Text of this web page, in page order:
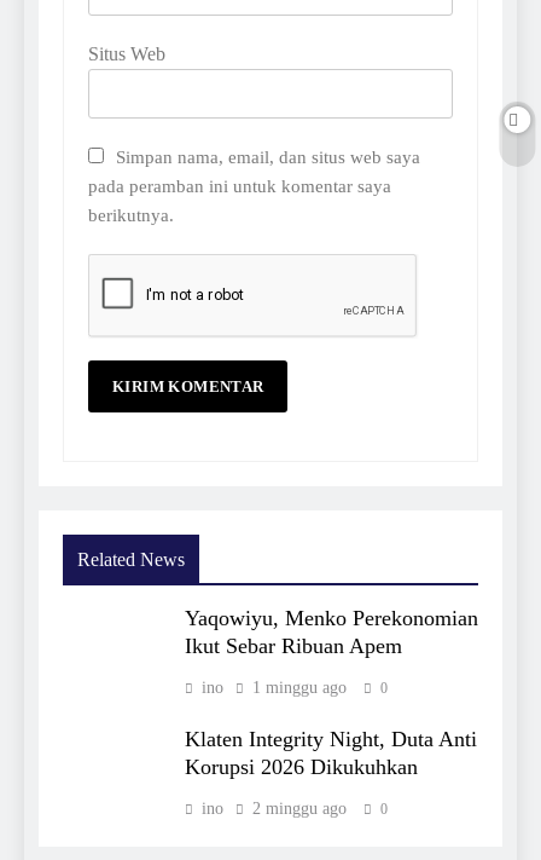
Situs Web
Simpan nama, email, dan situs web saya
pada peramban ini untuk komentar saya
berikutnya.
Related News
Yaqowiyu, Menko Perekonomian
Ikut Sebar Ribuan Apem
ino 1 minggu ago 0
Klaten Integrity Night, Duta Anti
Korupsi 2026 Dikukuhkan
ino 2 minggu ago 0